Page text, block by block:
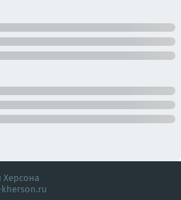
Херсона